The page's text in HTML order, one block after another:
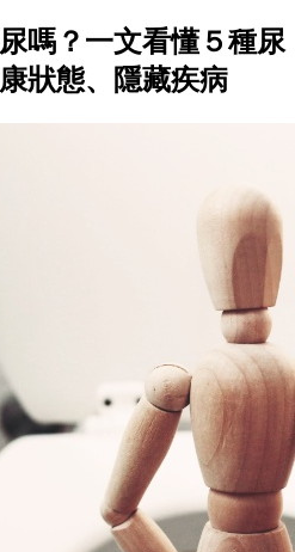
嗎？一文看懂５種尿
狀態、隱藏疾病